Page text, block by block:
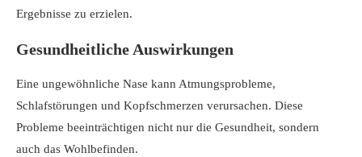
Ergebnisse zu erzielen.
Gesundheitliche Auswirkungen
Eine ungewöhnliche Nase kann Atmungsprobleme,
Schlafstörungen und Kopfschmerzen verursachen. Diese
Probleme beeinträchtigen nicht nur die Gesundheit, sondern
auch das Wohlbefinden.